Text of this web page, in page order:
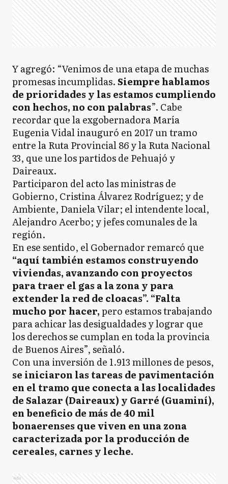
Y agregó: “Venimos de una etapa de muchas
promesas incumplidas.Siempre hablamos
de prioridades y las estamos cumpliendo
con hechos, no con palabras”. Cabe
recordar que la exgobernadora María
Eugenia Vidal inauguró en 2017 un tramo
entre la Ruta Provincial 86 y la Ruta Nacional
33, que une los partidos de Pehuajó y
Daireaux.
Participaron del acto las ministras de
Gobierno, Cristina Álvarez Rodríguez; y de
Ambiente, Daniela Vilar; el intendente local,
Alejandro Acerbo; y jefes comunales de la
región.
En ese sentido, el Gobernador remarcó que
“aquí también estamos construyendo
viviendas, avanzando con proyectos
para traer el gas a la zona y para
extender la red de cloacas”. “Falta
mucho por hacer,pero estamos trabajando
para achicar las desigualdades y lograr que
los derechos se cumplan en toda la provincia
de Buenos Aires”, señaló.
Con una inversión de 1.913 millones de pesos,
se iniciaron las tareas de pavimentación
en el tramo que conecta a las localidades
de Salazar (Daireaux) y Garré (Guaminí),
en beneficio de más de 40 mil
bonaerenses que viven en una zona
caracterizada por la producción de
cereales, carnes y leche.
Ads